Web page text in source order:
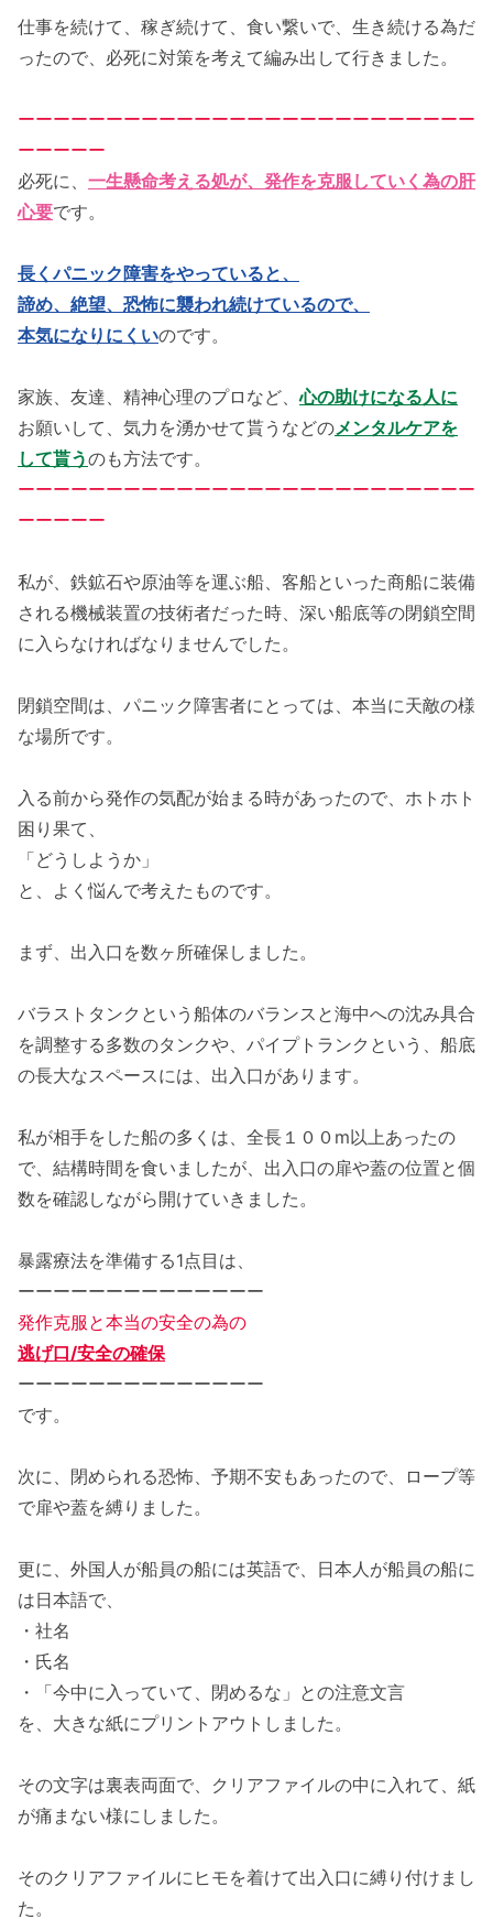
仕事を続けて、稼ぎ続けて、食い繋いで、生き続ける為だ
ったので、必死に対策を考えて編み出して行きました。
ーーーーーーーーーーーーーーーーーーーーーーーーーー
ーーーーー
必死に、 一生懸命考える処が、発作を克服していく為の肝
心要です。
長くパニック障害をやっていると、
諦め、絶望、恐怖に襲われ続けているので、
本気になりにくいのです。
家族、友達、精神心理のプロなど、心の助けになる人に
お願いして、気力を湧かせて貰うなどのメンタルケアを
して貰うのも方法です。
ーーーーーーーーーーーーーーーーーーーーーーーーーー
ーーーーー
私が、鉄鉱石や原油等を運ぶ船、客船といった商船に装備
される機械装置の技術者だった時、深い船底等の閉鎖空間
に入らなければなりませんでした。
閉鎖空間は、パニック障害者にとっては、本当に天敵の様
な場所です。
入る前から発作の気配が始まる時があったので、ホトホト
困り果て、
「どうしようか」
と、よく悩んで考えたものです。
まず、出入口を数ヶ所確保しました。
バラストタンクという船体のバランスと海中への沈み具合
を調整する多数のタンクや、パイプトランクという、船底
の長大なスペースには、出入口があります。
私が相手をした船の多くは、全長１００m以上あったの
で、結構時間を食いましたが、出入口の扉や蓋の位置と個
数を確認しながら開けていきました。
暴露療法を準備する1点目は、
ーーーーーーーーーーーーーー
発作克服と本当の安全の為の
逃げ口/安全の確保
ーーーーーーーーーーーーーー
です。
次に、閉められる恐怖、予期不安もあったので、ロープ等
で扉や蓋を縛りました。
更に、外国人が船員の船には英語で、日本人が船員の船に
は日本語で、
・社名
・氏名
・「今中に入っていて、閉めるな」との注意文言
を、大きな紙にプリントアウトしました。
その文字は裏表両面で、クリアファイルの中に入れて、紙
が痛まない様にしました。
そのクリアファイルにヒモを着けて出入口に縛り付けまし
た。